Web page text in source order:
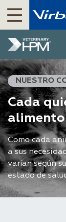
Productos para perros y
uno su pienso
NUESTRO
Cada
alimento
Como cada
a sus
varían según
estado de